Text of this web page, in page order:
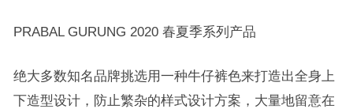
PRABAL GURUNG 2020 春夏季系列产品
绝大多数知名品牌挑选用一种牛仔裤色来打造出全身上
下造型设计，防止繁杂的样式设计方案，大量地留意在